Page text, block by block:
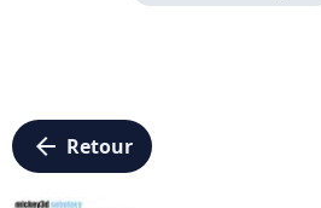
arrow_left Retour